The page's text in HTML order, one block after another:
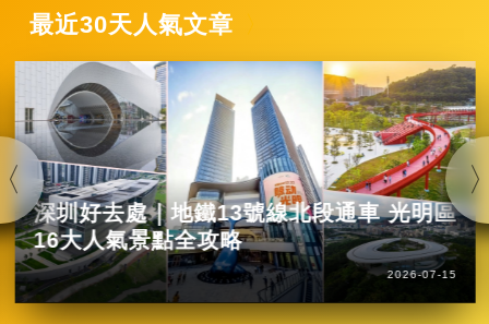
最近30天人氣文章
深圳好去處｜地鐵13號線北段通車 光明區
16大人氣景點全攻略
2026-07-15